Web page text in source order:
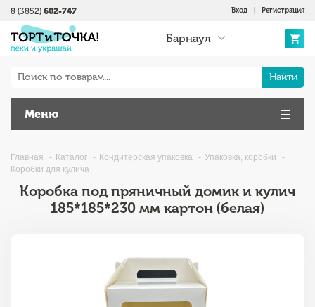
Вход Регистрация
Барнаул
8 (3852) 602-747
Найти
Меню
Главная Каталог Кондитерская упаковка
Упаковка, коробки
Коробки для кулича
Коробка под пряничный домик и кулич
185*185*230 мм картон (белая)